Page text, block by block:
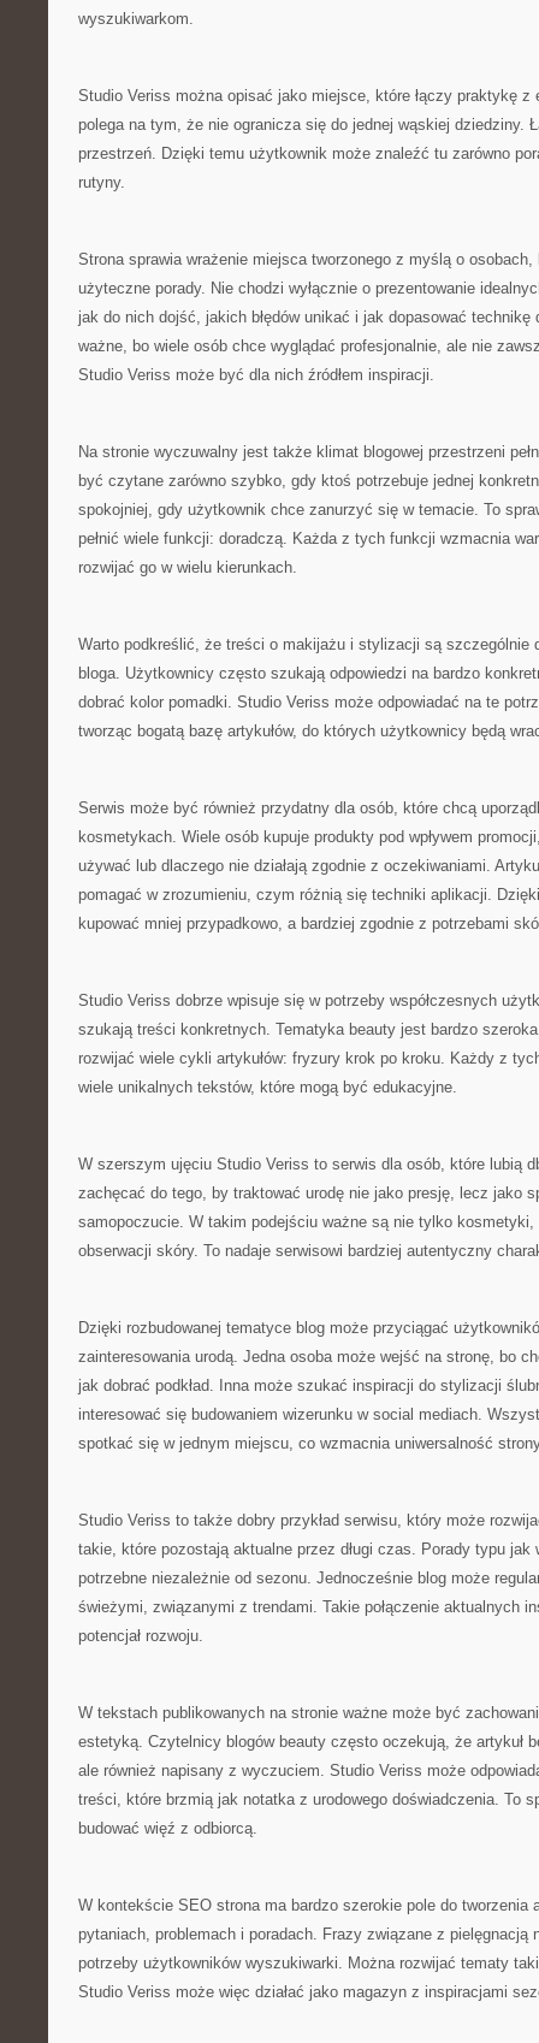
wyszukiwarkom.
Studio Veriss można opisać jako miejsce, które łączy praktykę z
polega na tym, że nie ogranicza się do jednej wąskiej dziedziny.
przestrzeń. Dzięki temu użytkownik może znaleźć tu zarówno
rutyny.
Strona sprawia wrażenie miejsca tworzonego z myślą o
użyteczne porady. Nie chodzi wyłącznie o prezentowanie
jak do nich dojść, jakich błędów unikać i jak dopasować technikę
ważne, bo wiele osób chce wyglądać profesjonalnie, ale nie
Studio Veriss może być dla nich źródłem inspiracji.
Na stronie wyczuwalny jest także klimat blogowej przestrzeni
być czytane zarówno szybko, gdy ktoś potrzebuje jednej
spokojniej, gdy użytkownik chce zanurzyć się w temacie. To
pełnić wiele funkcji: doradczą. Każda z tych funkcji wzmacnia
rozwijać go w wielu kierunkach.
Warto podkreślić, że treści o makijażu i stylizacji są szczególnie
bloga. Użytkownicy często szukają odpowiedzi na bardzo
dobrać kolor pomadki. Studio Veriss może odpowiadać na te
tworząc bogatą bazę artykułów, do których użytkownicy będą
Serwis może być również przydatny dla osób, które chcą
kosmetykach. Wiele osób kupuje produkty pod wpływem
używać lub dlaczego nie działają zgodnie z oczekiwaniami.
pomagać w zrozumieniu, czym różnią się techniki aplikacji.
kupować mniej przypadkowo, a bardziej zgodnie z potrzebami
Studio Veriss dobrze wpisuje się w potrzeby współczesnych
szukają treści konkretnych. Tematyka beauty jest bardzo
rozwijać wiele cykli artykułów: fryzury krok po kroku. Każdy z
wiele unikalnych tekstów, które mogą być edukacyjne.
W szerszym ujęciu Studio Veriss to serwis dla osób, które lubią
zachęcać do tego, by traktować urodę nie jako presję, lecz jako
samopoczucie. W takim podejściu ważne są nie tylko
obserwacji skóry. To nadaje serwisowi bardziej autentyczny
Dzięki rozbudowanej tematyce blog może przyciągać
zainteresowania urodą. Jedna osoba może wejść na stronę, bo
jak dobrać podkład. Inna może szukać inspiracji do stylizacji
interesować się budowaniem wizerunku w social mediach.
spotkać się w jednym miejscu, co wzmacnia uniwersalność
Studio Veriss to także dobry przykład serwisu, który może
takie, które pozostają aktualne przez długi czas. Porady typu jak
potrzebne niezależnie od sezonu. Jednocześnie blog może
świeżymi, związanymi z trendami. Takie połączenie aktualnych
potencjał rozwoju.
W tekstach publikowanych na stronie ważne może być
estetyką. Czytelnicy blogów beauty często oczekują, że artykuł
ale również napisany z wyczuciem. Studio Veriss może
treści, które brzmią jak notatka z urodowego doświadczenia. To
budować więź z odbiorcą.
W kontekście SEO strona ma bardzo szerokie pole do tworzenia
pytaniach, problemach i poradach. Frazy związane z pielęgnacją
potrzeby użytkowników wyszukiwarki. Można rozwijać tematy
Studio Veriss może więc działać jako magazyn z inspiracjami